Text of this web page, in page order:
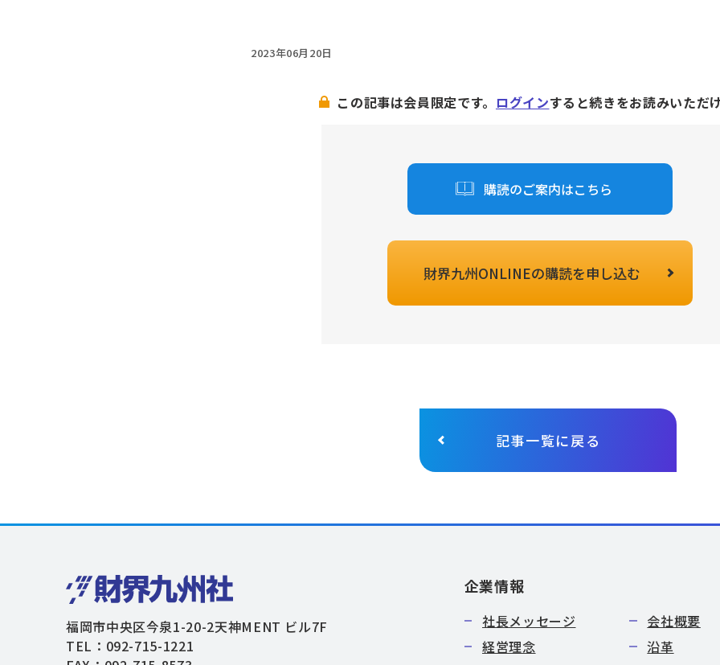
2023年06月20日
この記事は会員限定です。 ログインすると続きをお読みいただけ
購読のご案内はこちら
財界九州ONLINEの購読を申し込む
記事一覧に戻る
福岡市中央区今泉1-20-2天神MENT ビル7F
TEL：092-715-1221
企業情報
社長メッセージ
会社概要
経営理念
沿革